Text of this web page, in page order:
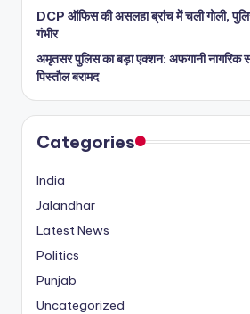
DCP ऑफिस की असलहा ब्रांच में चली गोली,
गंभीर
अमृतसर पुलिस का बड़ा एक्शन: अफगानी नागरिक
पिस्तौल बरामद
Categories
India
Jalandhar
Latest News
Politics
Punjab
Uncategorized